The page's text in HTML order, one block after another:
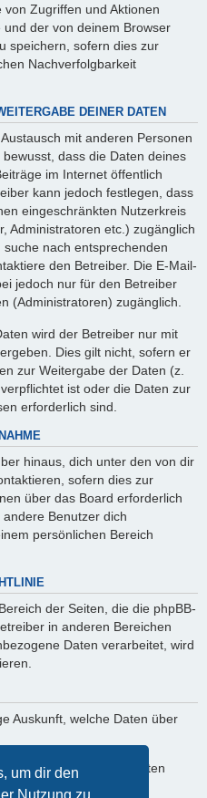
um dir den
Nutzung zu
Zugriffen und Aktionen
der von deinem Browser
speichern, sofern dies zur
Nachverfolgbarkeit
DEINER DATEN
mit anderen Personen
dass die Daten deines
im Internet öffentlich
kann jedoch festlegen, dass
eingeschränkten Nutzerkreis
Administratoren etc.) zugänglich
nach entsprechenden
den Betreiber. Die E-Mail-
jedoch nur für den Betreiber
(Administratoren) zugänglich.
wird der Betreiber nur mit
Dies gilt nicht, sofern er
zur Weitergabe der Daten (z.
ist oder die Daten zur
erforderlich sind.
hinaus, dich unter den von dir
sofern dies zur
über das Board erforderlich
Benutzer dich
persönlichen Bereich
der Seiten, die die phpBB-
in anderen Bereichen
Daten verarbeitet, wird
Auskunft, welche Daten über
bzw. Sperrung deiner Daten
den Betreiber.